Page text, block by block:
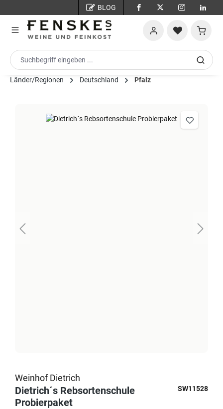
BLOG
Länder/Regionen Deutschland Pfalz
Weinhof Dietrich
Dietrich´s Rebsortenschule
Probierpaket
SW11528